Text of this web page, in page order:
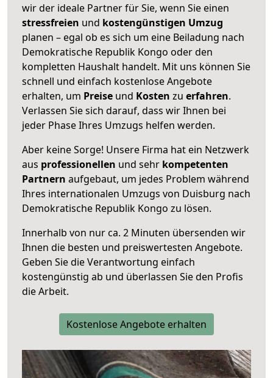
wir der ideale Partner für Sie, wenn Sie einen
stressfreien und kostengünstigen Umzug
planen – egal ob es sich um eine Beiladung nach
Demokratische Republik Kongo oder den
kompletten Haushalt handelt. Mit uns können Sie
schnell und einfach kostenlose Angebote
erhalten, um Preise und Kosten zu erfahren.
Verlassen Sie sich darauf, dass wir Ihnen bei
jeder Phase Ihres Umzugs helfen werden.
Aber keine Sorge! Unsere Firma hat ein Netzwerk
aus professionellen und sehr kompetenten
Partnern aufgebaut, um jedes Problem während
Ihres internationalen Umzugs von Duisburg nach
Demokratische Republik Kongo zu lösen.
Innerhalb von nur ca. 2 Minuten übersenden wir
Ihnen die besten und preiswertesten Angebote.
Geben Sie die Verantwortung einfach
kostengünstig ab und überlassen Sie den Profis
die Arbeit.
Kostenlose Angebote erhalten